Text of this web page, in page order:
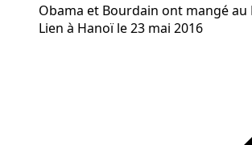
Obama et Bourdain ont mangé au
Lien à Hanoï le 23 mai 2016